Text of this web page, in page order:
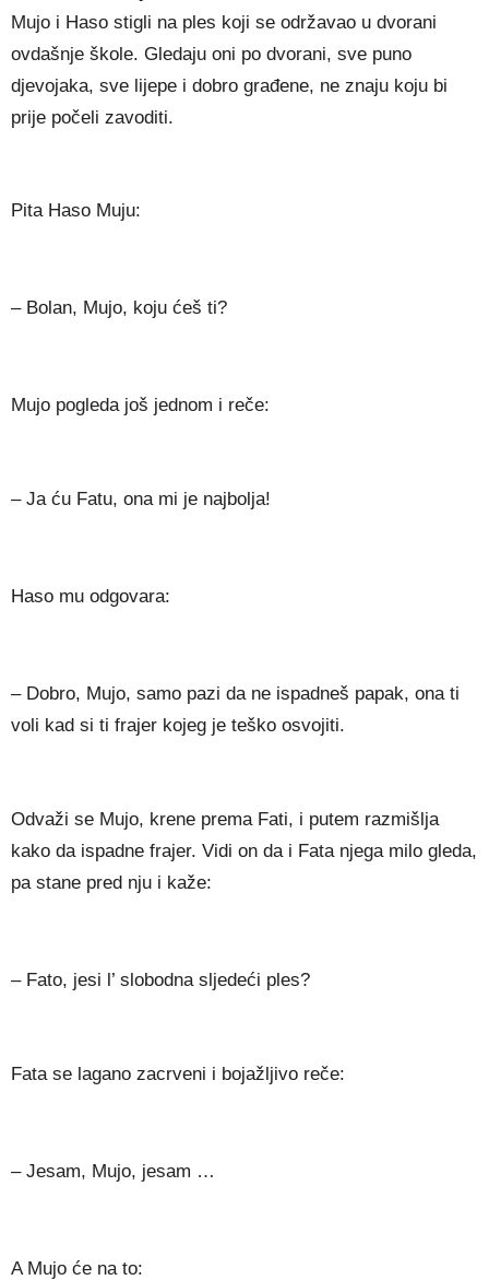
Mujo i Haso stigli na ples koji se održavao u dvorani
ovdašnje škole. Gledaju oni po dvorani, sve puno
djevojaka, sve lijepe i dobro građene, ne znaju koju bi
prije počeli zavoditi.
Pita Haso Muju:
– Bolan, Mujo, koju ćeš ti?
Mujo pogleda još jednom i reče:
– Ja ću Fatu, ona mi je najbolja!
Haso mu odgovara:
– Dobro, Mujo, samo pazi da ne ispadneš papak, ona ti
voli kad si ti frajer kojeg je teško osvojiti.
Odvaži se Mujo, krene prema Fati, i putem razmišlja
kako da ispadne frajer. Vidi on da i Fata njega milo gleda,
pa stane pred nju i kaže:
– Fato, jesi l’ slobodna sljedeći ples?
Fata se lagano zacrveni i bojažljivo reče:
– Jesam, Mujo, jesam …
A Mujo će na to: